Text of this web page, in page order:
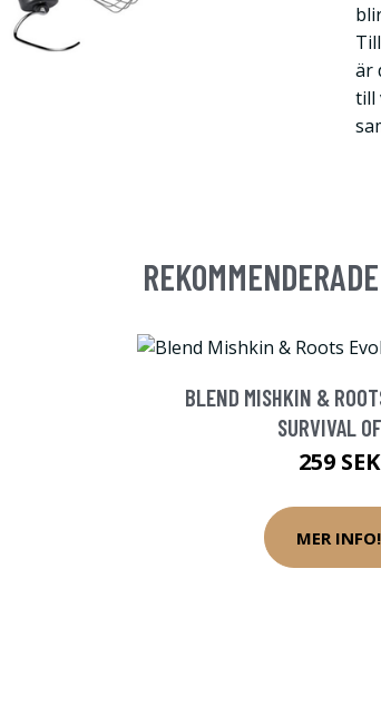
är
till
BLEND MISHKIN &
SURVIVAL
259 SEK
MER INFO!